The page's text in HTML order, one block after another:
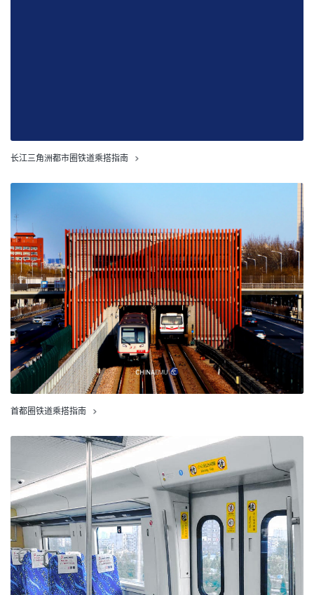
长江三角洲都市圈铁道乘搭指南
首都圈铁道乘搭指南